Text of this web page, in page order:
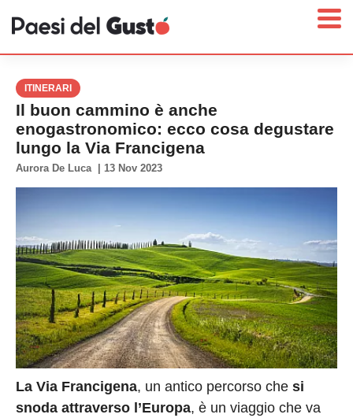
Home
News
Interviste
Territori
Prodotti
Answer
Newsletter
Privacy
Policy
Cookies
ITINERARI
Il buon cammino è anche
enogastronomico: ecco cosa degustare
lungo la Via Francigena
Aurora De Luca 13 Nov 2023
La Via Francigena, un antico percorso che si
snoda attraverso l’Europa, è un viaggio che va